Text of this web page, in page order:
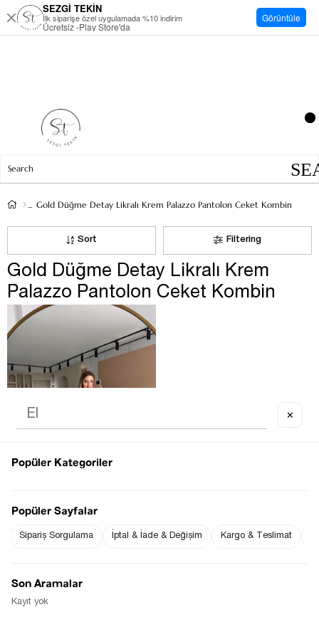
Gold Düğme Detay Likralı Krem Palazzo Pantolon Ceket Kombin
Filtering
Sort
Gold Düğme Detay Likralı Krem
Palazzo Pantolon Ceket Kombin
GOLD DÜĞME DETAY PILISELI
$48.67
SEZGİ TEKİN
İlk siparişe özel uygulamada %10 indirim
Ücretsiz -Play Store'da
Görüntüle
✕
Popüler Kategoriler
Popüler Sayfalar
Sipariş Sorgulama İptal & İade & Değişim Kargo & Teslimat
Son Aramalar
Kayıt yok